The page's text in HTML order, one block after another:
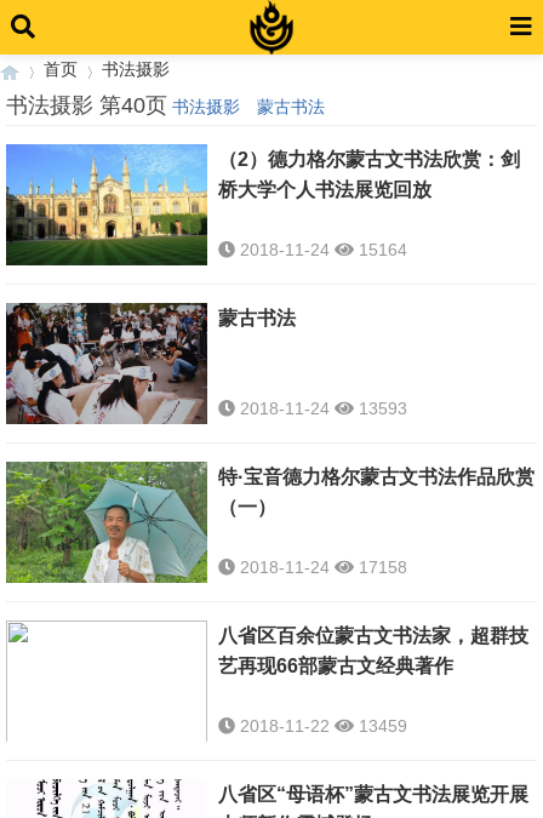
首页 书法摄影
书法摄影 第40页 书法摄影 蒙古书法
（2）德力格尔蒙古文书法欣赏：剑
桥大学个人书法展览回放
2018-11-24 15164
蒙古书法
2018-11-24 13593
特·宝音德力格尔蒙古文书法作品欣赏
（一）
2018-11-24 17158
八省区百余位蒙古文书法家，超群技
艺再现66部蒙古文经典著作
2018-11-22 13459
八省区“母语杯”蒙古文书法展览开展